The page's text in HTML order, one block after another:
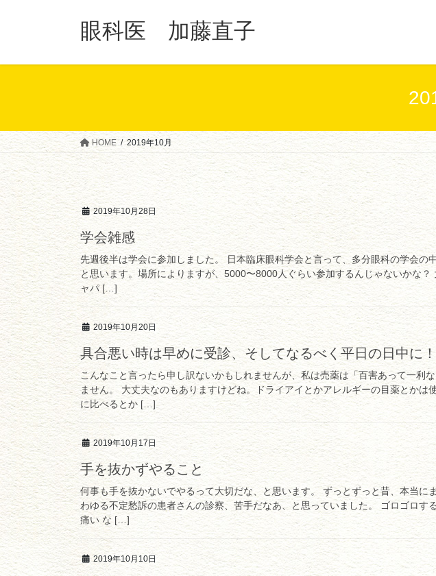
ッ
移
眼科医 加藤直子
HOME 2019年10月
2019年10月28日
学会雑感
先週後半は学会に参加しました。 日本臨床眼科学会と言って、多分眼科の学会の
と思います。場所によりますが、5000〜8000人ぐらい参加するんじゃないかな
ャパ […]
2019年10月20日
具合悪い時は早めに受診、そしてなるべく平日の日中に！
こんなこと言ったら申し訳ないかもしれませんが、私は売薬は「百害あって一利
ません。 大丈夫なのもありますけどね。ドライアイとかアレルギーの目薬とかは
に比べるとか […]
2019年10月17日
手を抜かずやること
何事も手を抜かないでやるって大切だな、と思います。 ずっとずっと昔、本当に
わゆる不定愁訴の患者さんの診察、苦手だなあ、と思っていました。 ゴロゴロす
痛い な […]
2019年10月10日